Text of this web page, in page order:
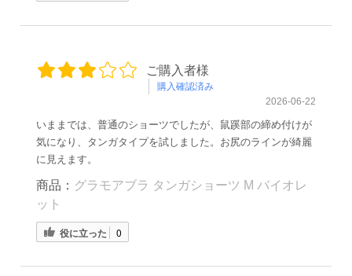
ご購入者様
購入確認済み
2026-06-22
いままでは、普通のショーツでしたが、鼠蹊部の締め付けが
気になり、タンガタイプを試しました。お尻のラインが綺麗
に見えます。
商品： グラモアブラ タンガショーツ M バイオレ
ット
役に立った 0